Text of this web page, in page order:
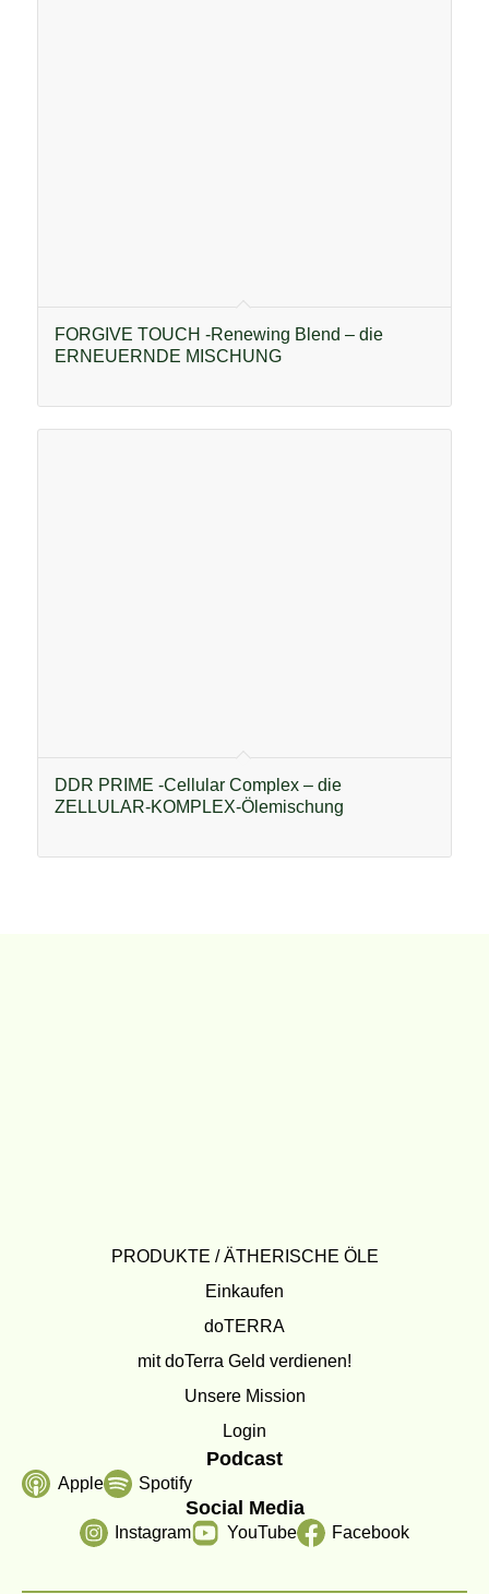
FORGIVE TOUCH -Renewing Blend – die
ERNEUERNDE MISCHUNG
DDR PRIME -Cellular Complex – die
ZELLULAR-KOMPLEX-Ölemischung
PRODUKTE / ÄTHERISCHE ÖLE
Einkaufen
doTERRA
mit doTerra Geld verdienen!
Unsere Mission
Login
Podcast
Apple Spotify
Social Media
Instagram YouTube Facebook